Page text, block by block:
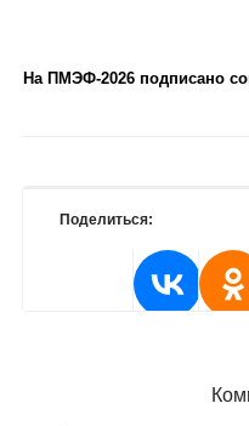
На ПМЭФ-2026 подписано
Поделиться: